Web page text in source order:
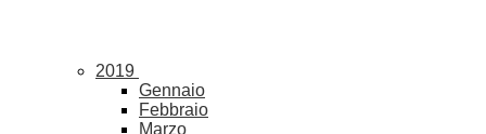
2019
Gennaio
Febbraio
Marzo